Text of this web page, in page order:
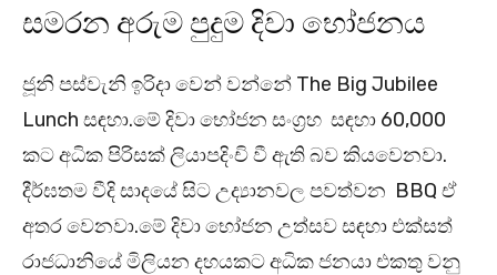
සමරන අරුම පුදුම දිවා භෝජනය
ජූනි පස්වැනි ඉරිදා වෙන් වන්නේ The Big Jubilee
Lunch සඳහා.මේ දිවා භෝජන සංග්‍රහ සඳහා 60,000
කට අධික පිරිසක් ලියාපදිංචි වී ඇති බව කියවෙනවා.
දීර්ඝතම වීදි සාදයේ සිට උද්‍යානවල පවත්වන BBQ ඒ
අතර වෙනවා.මේ දිවා භෝජන උත්සව සඳහා එක්සත්
රාජධානියේ මිලියන දහයකට අධික ජනයා එකතු වනු